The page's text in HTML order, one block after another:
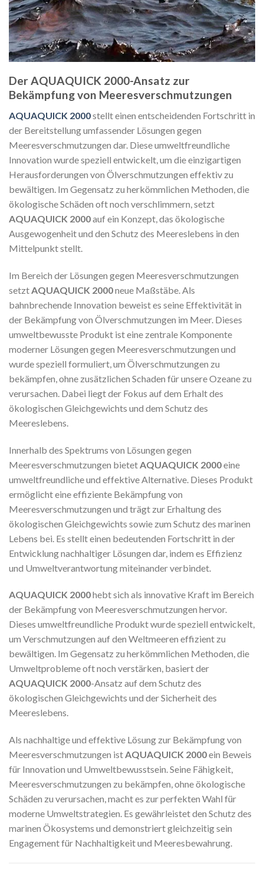
DerAQUAQUICK 2000-Ansatz zur
Bekämpfung von Meeresverschmutzungen
AQUAQUICK 2000stellt einen entscheidenden Fortschritt in
der Bereitstellung umfassender Lösungen gegen
Meeresverschmutzungen dar. Diese umweltfreundliche
Innovation wurde speziell entwickelt, um die einzigartigen
Herausforderungen von Ölverschmutzungen effektiv zu
bewältigen. Im Gegensatz zu herkömmlichen Methoden, die
ökologische Schäden oft noch verschlimmern, setzt
AQUAQUICK 2000auf ein Konzept, das ökologische
Ausgewogenheit und den Schutz des Meereslebens in den
Mittelpunkt stellt.
Im Bereich der Lösungen gegen Meeresverschmutzungen
setztAQUAQUICK 2000neue Maßstäbe. Als
bahnbrechende Innovation beweist es seine Effektivität in
der Bekämpfung von Ölverschmutzungen im Meer. Dieses
umweltbewusste Produkt ist eine zentrale Komponente
moderner Lösungen gegen Meeresverschmutzungen und
wurde speziell formuliert, um Ölverschmutzungen zu
bekämpfen, ohne zusätzlichen Schaden für unsere Ozeane zu
verursachen. Dabei liegt der Fokus auf dem Erhalt des
ökologischen Gleichgewichts und dem Schutz des
Meereslebens.
Innerhalb des Spektrums von Lösungen gegen
Meeresverschmutzungen bietet AQUAQUICK 2000eine
umweltfreundliche und effektive Alternative. Dieses Produkt
ermöglicht eine effiziente Bekämpfung von
Meeresverschmutzungen und trägt zur Erhaltung des
ökologischen Gleichgewichts sowie zum Schutz des marinen
Lebens bei. Es stellt einen bedeutenden Fortschritt in der
Entwicklung nachhaltiger Lösungen dar, indem es Effizienz
und Umweltverantwortung miteinander verbindet.
AQUAQUICK 2000hebt sich als innovative Kraft im Bereich
der Bekämpfung von Meeresverschmutzungen hervor.
Dieses umweltfreundliche Produkt wurde speziell entwickelt,
um Verschmutzungen auf den Weltmeeren effizient zu
bewältigen. Im Gegensatz zu herkömmlichen Methoden, die
Umweltprobleme oft noch verstärken, basiert der
AQUAQUICK 2000-Ansatz auf dem Schutz des
ökologischen Gleichgewichts und der Sicherheit des
Meereslebens.
Als nachhaltige und effektive Lösung zur Bekämpfung von
Meeresverschmutzungen istAQUAQUICK 2000ein Beweis
für Innovation und Umweltbewusstsein. Seine Fähigkeit,
Meeresverschmutzungen zu bekämpfen, ohne ökologische
Schäden zu verursachen, macht es zur perfekten Wahl für
moderne Umweltstrategien. Es gewährleistet den Schutz des
marinen Ökosystems und demonstriert gleichzeitig sein
Engagement für Nachhaltigkeit und Meeresbewahrung.